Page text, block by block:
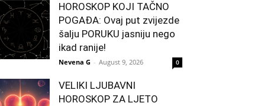
HOROSKOP KOJI TAČNO
POGAĐA: Ovaj put zvijezde
šalju PORUKU jasniju nego
ikad ranije!
Nevena G - August 9, 2026 0
VELIKI LJUBAVNI
HOROSKOP ZA LJETO